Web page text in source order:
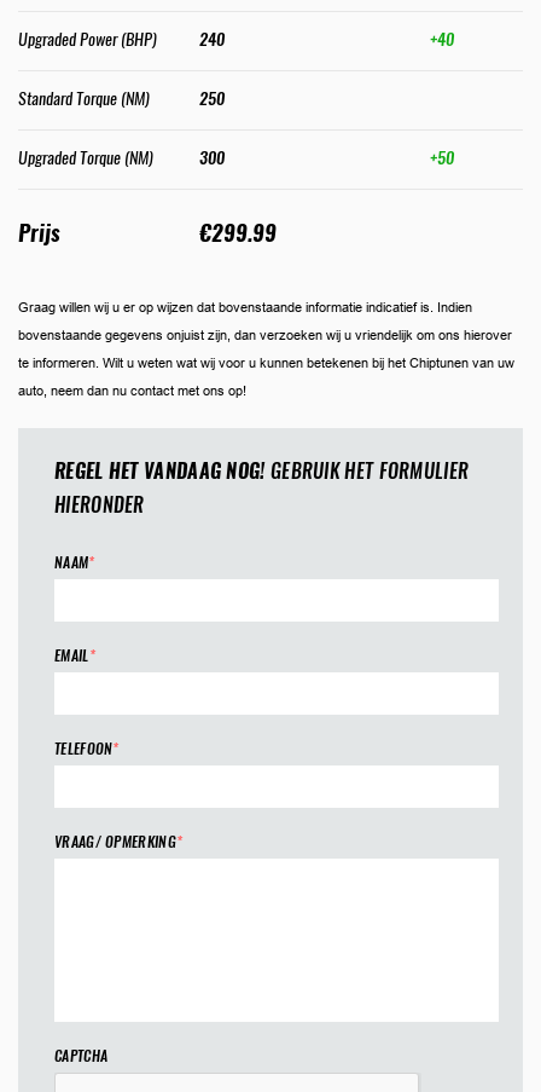
Upgraded Power (BHP) 240 +40
Standard Torque (NM) 250
Upgraded Torque (NM) 300 +50
Prijs €299.99
Graag willen wij u er op wijzen dat bovenstaande informatie indicatief is. Indien
bovenstaande gegevens onjuist zijn, dan verzoeken wij u vriendelijk om ons hierover
te informeren. Wilt u weten wat wij voor u kunnen betekenen bij het Chiptunen van uw
auto, neem dan nu contact met ons op!
REGEL HET VANDAAG NOG!GEBRUIK HET FORMULIER
HIERONDER
NAAM*
EMAIL*
TELEFOON*
VRAAG/ OPMERKING*
CAPTCHA